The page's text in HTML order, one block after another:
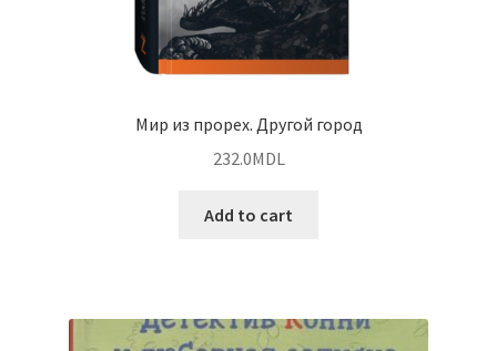
Мир из прорех. Другой город
232.0MDL
Add to cart